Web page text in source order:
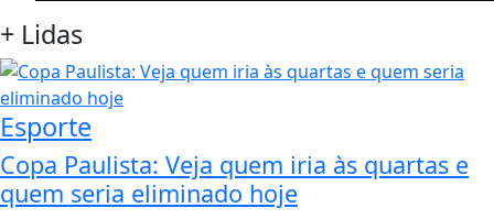
+ Lidas
Esporte
Copa Paulista: Veja quem iria às quartas e
quem seria eliminado hoje